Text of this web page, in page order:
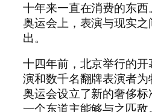
十年来一直在消费的东
奥运会上，表演与现实
出。
十四年前，北京举行的
演和数千名翻牌表演者
奥运会设立了新的奢侈
一个东道主能够与之匹